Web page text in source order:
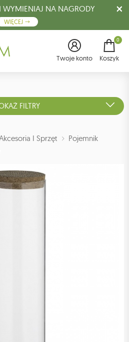
WYMIENIAJ NA NAGRODY
WIĘCEJ
Twoje konto
0
Koszyk
FILTRY
I Sprzęt
Pojemnik